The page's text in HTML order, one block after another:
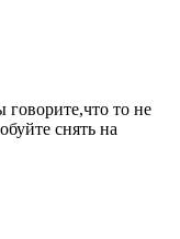
то не
снять на